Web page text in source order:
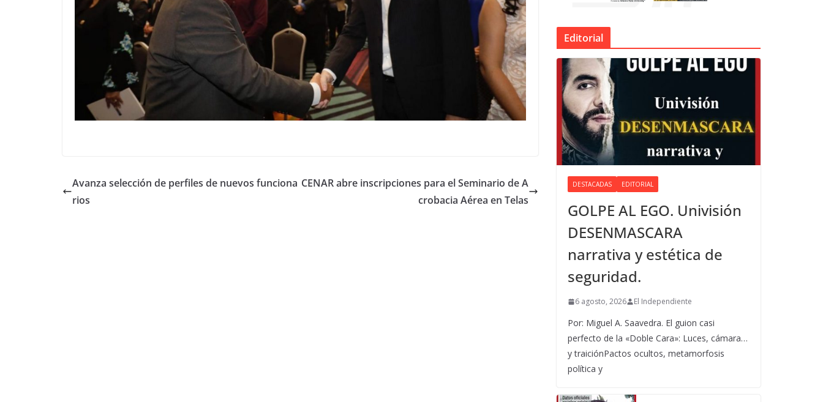
Avanza selección de perfiles de nuevos funciona
rios
CENAR abre inscripciones para el Seminario de A
crobacia Aérea en Telas
Editorial
DESTACADAS EDITORIAL
GOLPE AL EGO. Univisión
DESENMASCARA
narrativa y estética de
seguridad.
6 agosto, 2026 El Independiente
Por: Miguel A. Saavedra. El guion casi
perfecto de la «Doble Cara»: Luces, cámara…
y traiciónPactos ocultos, metamorfosis
política y